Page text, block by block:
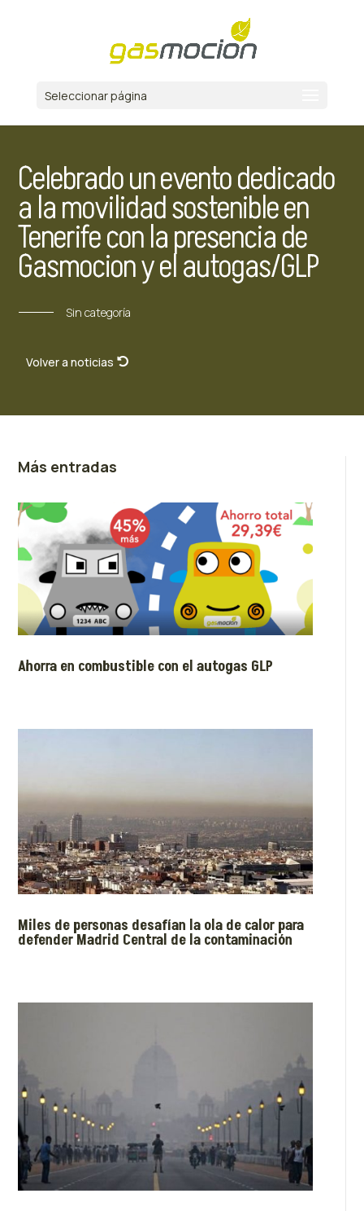
Seleccionar página
Celebrado un evento dedicado
a la movilidad sostenible en
Tenerife con la presencia de
Gasmocion y el autogas/GLP
Sin categoría
Volver a noticias
Más entradas
Ahorra en combustible con el autogas GLP
Miles de personas desafían la ola de calor para
defender Madrid Central de la contaminación